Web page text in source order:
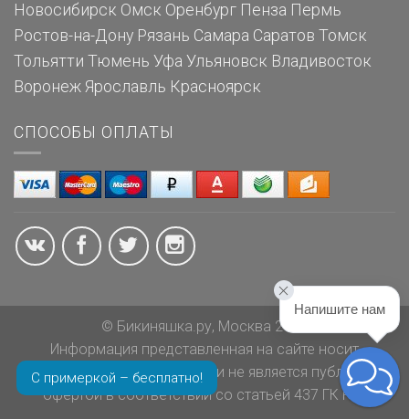
Новосибирск Омск Оренбург Пенза Пермь
Ростов-на-Дону Рязань Самара Саратов Томск
Тольятти Тюмень Уфа Ульяновск Владивосток
Воронеж Ярославль Красноярск
СПОСОБЫ ОПЛАТЫ
С примеркой – бесплатно!
© Бикиняшка.ру, Москва 2026
Информация представленная на сайте носит
ознакомительный характер и не является публичной
офертой в соответствии со статьей 437 ГК РФ.
Напишите нам